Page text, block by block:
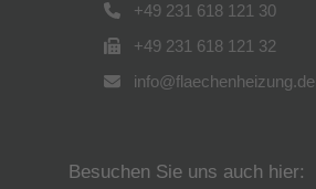
+49 231 618 121 30
+49 231 618 121 32
info@flaechenheizung.de
Besuchen Sie uns auch hier: